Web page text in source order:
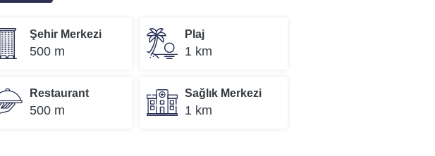
Şehir Merkezi
500 m
Plaj
1 km
Restaurant
500 m
Sağlık Merkezi
1 km